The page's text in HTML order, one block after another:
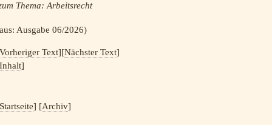
Thema: Arbeitsrecht
Ausgabe 06/2026)
Text][Nächster Text]
]
] [Archiv]